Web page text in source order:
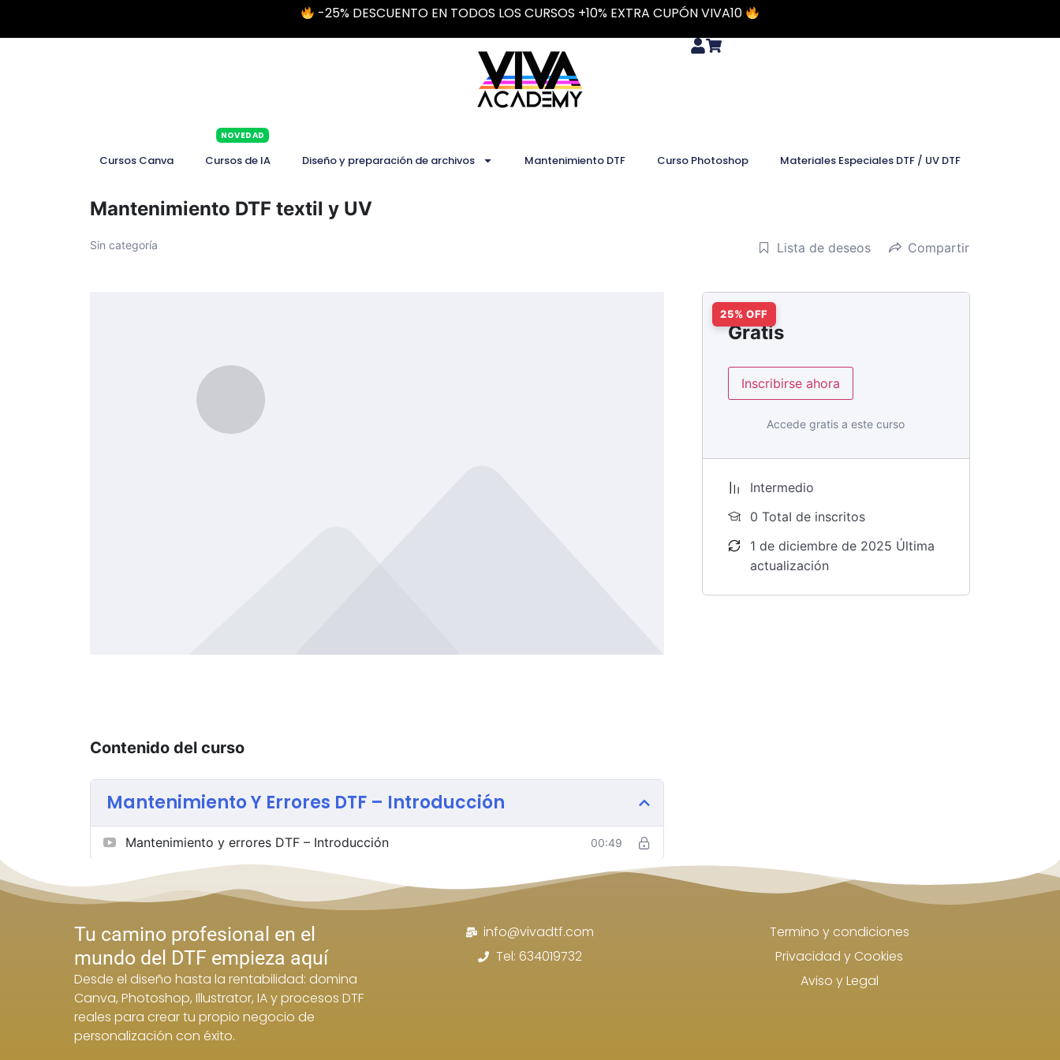
-25% DESCUENTO EN TODOS LOS CURSOS +10% EXTRA CUPÓN VIVA10
Cursos Canva Cursos de IA
NOVEDAD
Diseño y preparación de archivos Mantenimiento DTF Curso Photoshop Materiales Especiales DTF / UV DTF
Mantenimiento DTF textil y UV
Sin categoría Lista de deseos Compartir
Contenido del curso
Mantenimiento Y Errores DTF – Introducción
Mantenimiento y errores DTF – Introducción 00:49
Gratis
Inscribirse ahora
Accede gratis a este curso
Intermedio
0 TotaI de inscritos
1 de diciembre de 2025 Última
actualización
Tu camino profesional en el
mundo del DTF empieza aquí
Desde el diseño hasta la rentabilidad: domina
Canva, Photoshop, Illustrator, IA y procesos DTF
reales para crear tu propio negocio de
personalización con éxito.
info@vivadtf.com
Tel: 634019732
Termino y condiciones
Privacidad y Cookies
Aviso y Legal